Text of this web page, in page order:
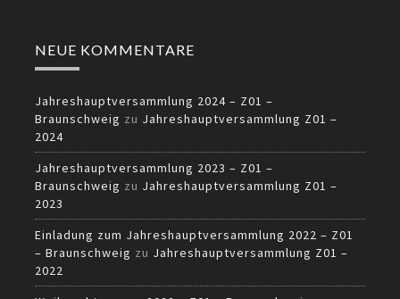
NEUE KOMMENTARE
Jahreshauptversammlung 2024 – Z01 –
Braunschweig zu Jahreshauptversammlung Z01 –
2024
Jahreshauptversammlung 2023 – Z01 –
Braunschweig zu Jahreshauptversammlung Z01 –
2023
Einladung zum Jahreshauptversammlung 2022 – Z01
– Braunschweig zu Jahreshauptversammlung Z01 –
2022